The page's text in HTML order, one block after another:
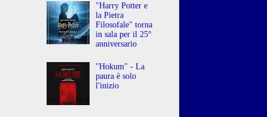
"Harry Potter e
la Pietra
Filosofale" torna
in sala per il 25°
anniversario
"Hokum" - La
paura è solo
l'inizio